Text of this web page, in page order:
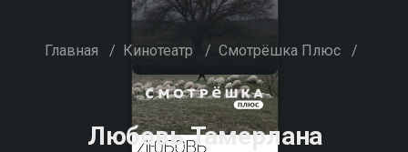
Главная / Кинотеатр / Смотрёшка Плюс /
Любовь Тамерлана